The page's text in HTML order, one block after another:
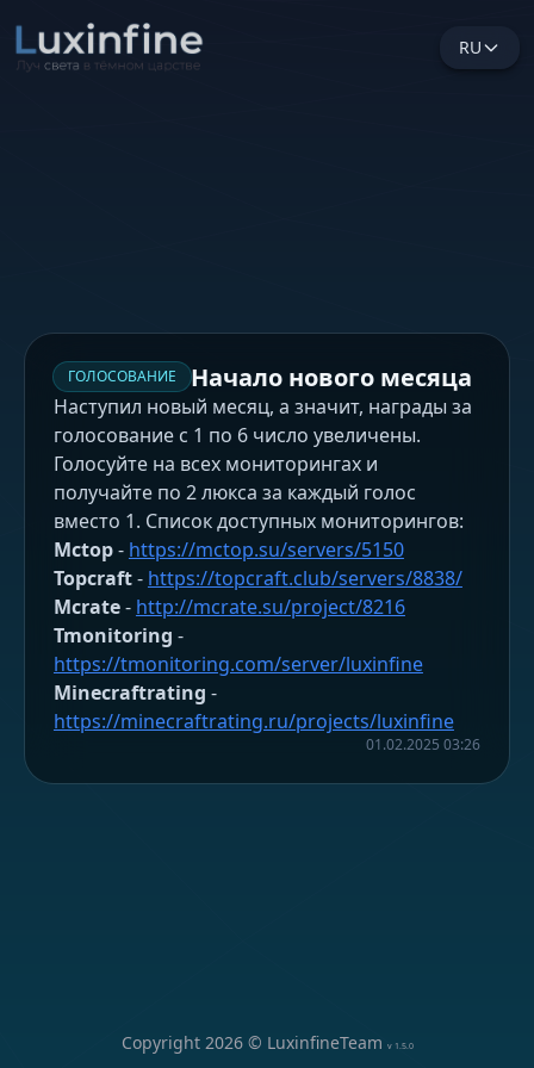
RU
ГОЛОСОВАНИЕ Начало нового месяца
Наступил новый месяц, а значит, награды за
голосование с 1 по 6 число увеличены.
Голосуйте на всех мониторингах и
получайте по 2 люкса за каждый голос
вместо 1. Список доступных мониторингов:
Mctop- https://mctop.su/servers/5150
Topcraft- https://topcraft.club/servers/8838/
Mcrate- http://mcrate.su/project/8216
Tmonitoring -
https://tmonitoring.com/server/luxinfine
Minecraftrating -
https://minecraftrating.ru/projects/luxinfine
01.02.2025 03:26
Copyright 2026© LuxinfineTeam v 1.5.0